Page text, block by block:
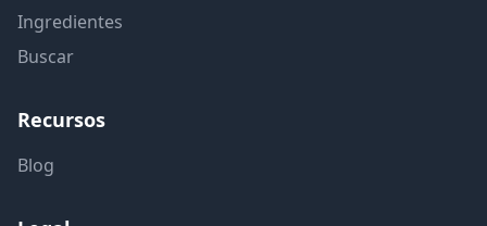
Ingredientes
Buscar
Recursos
Blog